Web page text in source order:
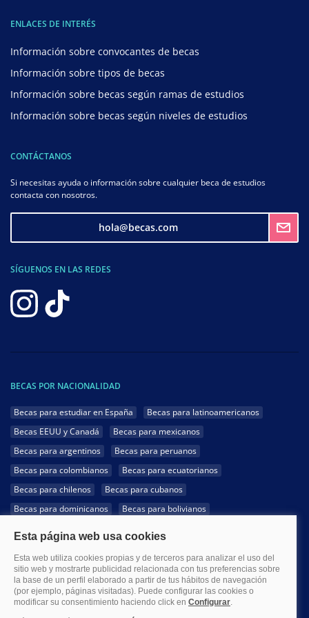
ENLACES DE INTERÉS
Información sobre convocantes de becas
Información sobre tipos de becas
Información sobre becas según ramas de estudios
Información sobre becas según niveles de estudios
CONTÁCTANOS
Si necesitas ayuda o información sobre cualquier beca de estudios
contacta con nosotros.
hola@becas.com
SÍGUENOS EN LAS REDES
BECAS POR NACIONALIDAD
Becas para estudiar en España
Becas para latinoamericanos
Becas EEUU y Canadá
Becas para mexicanos
Becas para argentinos
Becas para peruanos
Becas para colombianos
Becas para ecuatorianos
Becas para chilenos
Becas para cubanos
Becas para dominicanos
Becas para bolivianos
Becas para hondureños
Becas para paraguayos
Becas para uruguayos
Becas para salvadoreños